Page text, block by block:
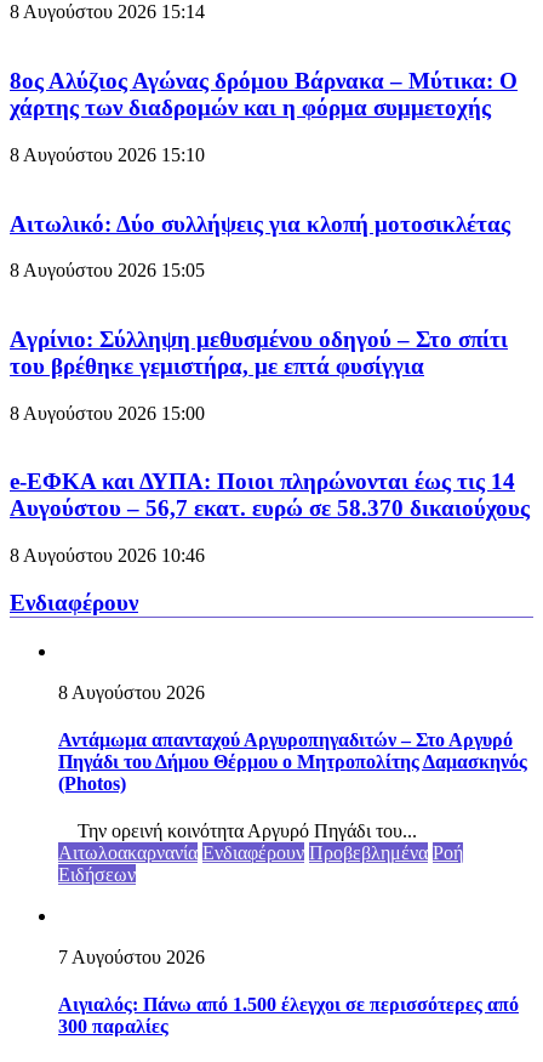
8 Αυγούστου 2026 15:14
8ος Αλύζιος Αγώνας δρόμου Βάρνακα – Μύτικα: Ο
χάρτης των διαδρομών και η φόρμα συμμετοχής
8 Αυγούστου 2026 15:10
Aιτωλικό: Δύο συλλήψεις για κλοπή μοτοσικλέτας
8 Αυγούστου 2026 15:05
Aγρίνιο: Σύλληψη μεθυσμένου οδηγού – Στο σπίτι
του βρέθηκε γεμιστήρα, με επτά φυσίγγια
8 Αυγούστου 2026 15:00
e-ΕΦΚΑ και ΔΥΠΑ: Ποιοι πληρώνονται έως τις 14
Αυγούστου – 56,7 εκατ. ευρώ σε 58.370 δικαιούχους
8 Αυγούστου 2026 10:46
Ενδιαφέρουν
8 Αυγούστου 2026
Αντάμωμα απανταχού Αργυροπηγαδιτών – Στο Αργυρό
Πηγάδι του Δήμου Θέρμου ο Μητροπολίτης Δαμασκηνός
(Photos)
Την ορεινή κοινότητα Αργυρό Πηγάδι του...
Αιτωλοακαρνανία Ενδιαφέρουν Προβεβλημένα Ροή
Ειδήσεων
7 Αυγούστου 2026
Αιγιαλός: Πάνω από 1.500 έλεγχοι σε περισσότερες από
300 παραλίες